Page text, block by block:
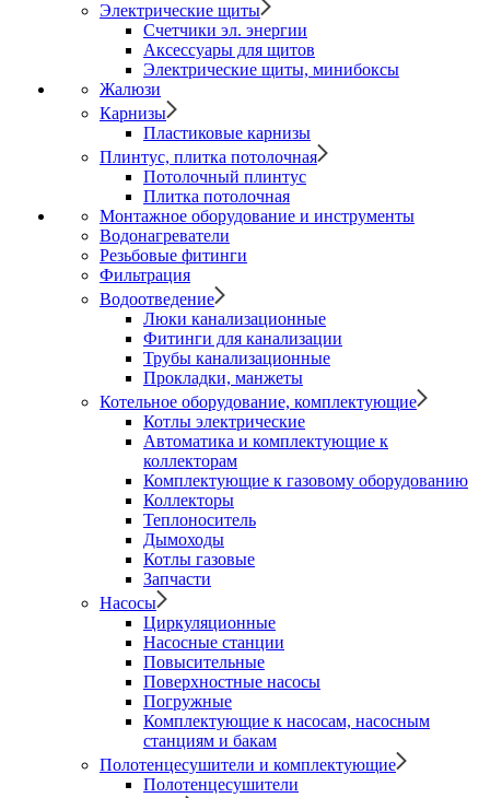
Электрические щиты
Счетчики эл. энергии
Аксессуары для щитов
Электрические щиты, минибоксы
Жалюзи
Карнизы
Пластиковые карнизы
Плинтус, плитка потолочная
Потолочный плинтус
Плитка потолочная
Монтажное оборудование и инструменты
Водонагреватели
Резьбовые фитинги
Фильтрация
Водоотведение
Люки канализационные
Фитинги для канализации
Трубы канализационные
Прокладки, манжеты
Котельное оборудование, комплектующие
Котлы электрические
Автоматика и комплектующие к
коллекторам
Комплектующие к газовому оборудованию
Коллекторы
Теплоноситель
Дымоходы
Котлы газовые
Запчасти
Насосы
Циркуляционные
Насосные станции
Повысительные
Поверхностные насосы
Погружные
Комплектующие к насосам, насосным
станциям и бакам
Полотенцесушители и комплектующие
Полотенцесушители